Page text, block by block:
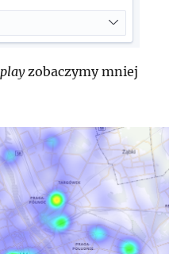
playzobaczymy mniej